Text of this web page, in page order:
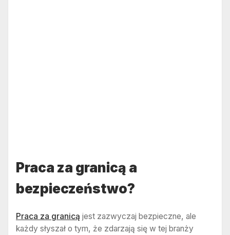
Praca za granicą a
bezpieczeństwo?
Praca za granicą jest zazwyczaj bezpieczne, ale
każdy słyszał o tym, że zdarzają się w tej branży